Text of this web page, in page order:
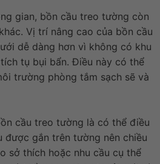
gian, bồn cầu treo tường còn
Vị trí nâng cao của bồn cầu
dễ dàng hơn vì không có khu
tụ bụi bẩn. Điều này có thể
trường phòng tắm sạch sẽ và
cầu treo tường là có thể điều
được gắn trên tường nên chiều
sở thích hoặc nhu cầu cụ thể